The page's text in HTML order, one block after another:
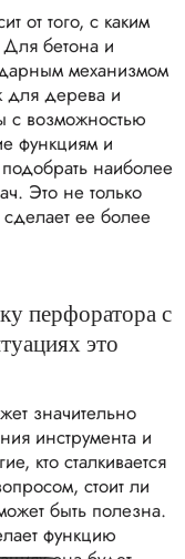
от того, с каким
Для бетона и
механизмом
для дерева и
с возможностью
функциям и
наиболее
Это не только
ее более
перфоратора с
это
значительно
инструмента и
кто сталкивается
стоит ли
быть полезна.
функцию